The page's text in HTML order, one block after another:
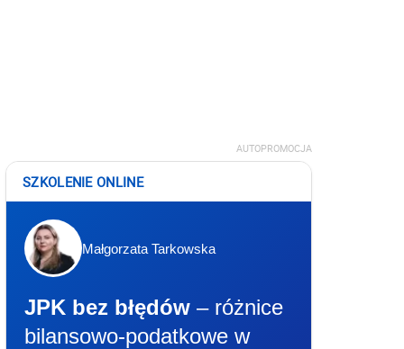
AUTOPROMOCJA
SZKOLENIE ONLINE
Małgorzata Tarkowska
JPK bez błędów – różnice
bilansowo-podatkowe w